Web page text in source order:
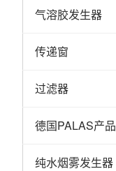
气溶胶发生器
传递窗
过滤器
德国PALAS产品
纯水烟雾发生器